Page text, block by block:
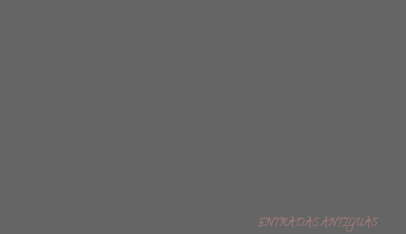
ENTRADAS ANTIGUAS